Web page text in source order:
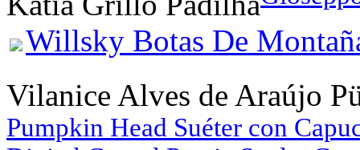
Willsky Botas De
Vilanice Alves de Araújo
Pumpkin Head Suéter con